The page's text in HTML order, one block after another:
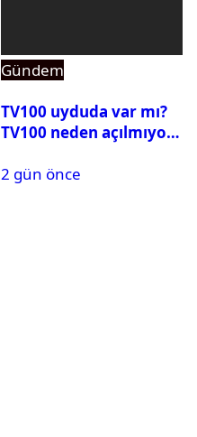
Gündem
TV100 uyduda var mı?
TV100 neden açılmıyor?
2 gün önce